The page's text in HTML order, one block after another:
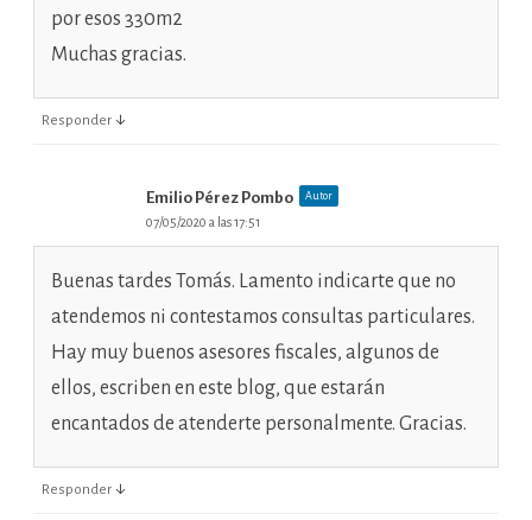
por esos 330m2
Muchas gracias.
Responder ↓
Emilio Pérez Pombo Autor
07/05/2020 a las 17:51
Buenas tardes Tomás. Lamento indicarte que no
atendemos ni contestamos consultas particulares.
Hay muy buenos asesores fiscales, algunos de
ellos, escriben en este blog, que estarán
encantados de atenderte personalmente. Gracias.
Responder ↓